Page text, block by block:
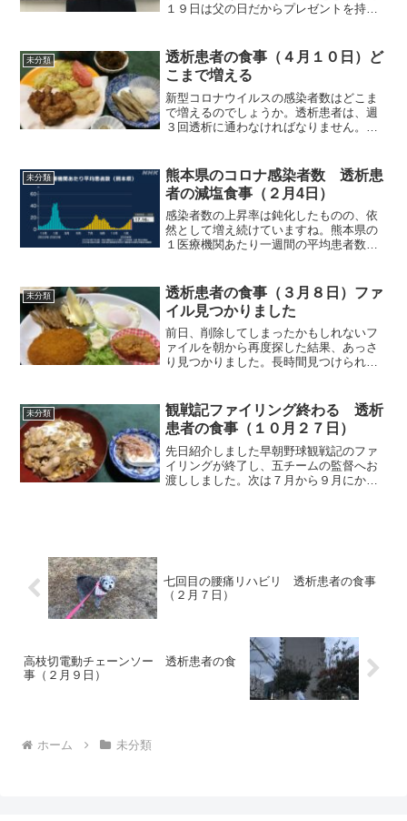
１９日は父の日だからプレゼントを持っ
っており、素晴らしいプレゼントを貰い
ました。酒は冷やしてあり...
未分類
透析患者の食事（４月１０日）ど
こまで増える
新型コロナウイルスの感染者数はどこま
で増えるのでしょうか。透析患者は、週
３回透析に通わなければなりません。自
ない人、マスクを顎までずらしている
人、全くマスクもしていない...
未分類
熊本県のコロナ感染者数 透析患
者の減塩食事（２月4日）
感染者数の上昇率は鈍化したものの、依
然として増え続けていますね。熊本県の
１医療機関あたり一週間の平均患者数
全国平均は14.93人です。それでは朝食...
未分類
透析患者の食事（３月８日）ファ
イル見つかりました
前日、削除してしまったかもしれないフ
ァイルを朝から再度探した結果、あっさ
り見つかりました。長時間見つけられな
します。朝食（目玉焼きです）目玉焼き
と市販のコロッケでした。...
未分類
観戦記ファイリング終わる 透析
患者の食事（１０月２７日）
先日紹介しました早朝野球観戦記のファ
イリングが終了し、五チームの監督へお
渡ししました。次は７月から９月にかけ
七回目の腰痛リハビリ 透析患者の食事
（２月７日）
高枝切電動チェーンソー 透析患者の食
事（２月９日）
ホーム 未分類